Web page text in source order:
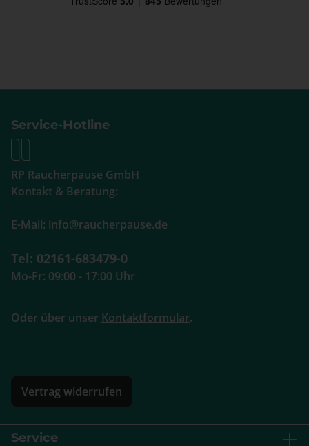
Service-Hotline
RP Raucherpause GmbH
Kontakt & Beratung:
E-Mail: info@raucherpause.de
Tel: 02161-683479-0
Mo-Fr: 09:00 - 17:00 Uhr
Oder über unser Kontaktformular.
Vertrag widerrufen
Service